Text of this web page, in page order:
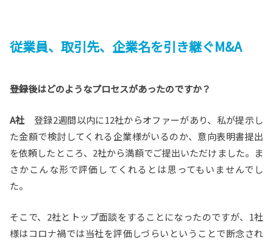
従業員、取引先、企業名を引き継ぐM&A
――登録後はどのようなプロセスがあったのですか？
A社 登録2週間以内に12社からオファーがあり、私が提示し
た金額で検討してくれる企業様がいるのか、意向表明書提出
を依頼したところ、2社から満額でご提出いただけました。ま
さかこんな形で評価してくれるとは思ってもいませんでし
た。
そこで、2社とトップ面談をすることになったのですが、1社
様はコロナ禍では当社を評価しづらいということで断念され